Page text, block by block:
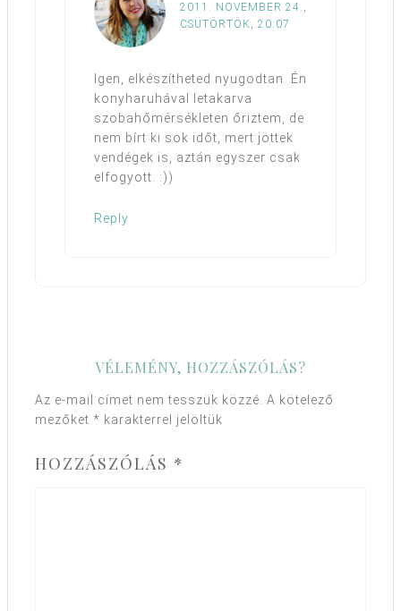
2011. NOVEMBER 24.,
CSÜTÖRTÖK, 20:07
Igen, elkészítheted nyugodtan. Én
konyharuhával letakarva
szobahőmérsékleten őriztem, de
nem bírt ki sok időt, mert jöttek
vendégek is, aztán egyszer csak
elfogyott. :))
Reply
VÉLEMÉNY, HOZZÁSZÓLÁS?
Az e-mail címet nem tesszük közzé. A kötelező
mezőket * karakterrel jelöltük
HOZZÁSZÓLÁS *